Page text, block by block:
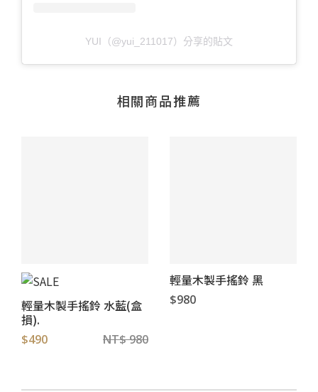
YUI（@yui_211017）分享的貼文
相關商品推薦
輕量木製手搖鈴 水藍(盒
損).
$490 NT$ 980
輕量木製手搖鈴 黑
$980